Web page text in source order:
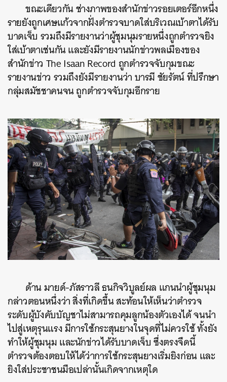
ขณะเดียวกัน ช่างภาพของสำนักข่าวรอยเตอร์อีกหนึ่ง
รายยังถูกเศษแก้วจากฝั่งตำรวจบาดใส่บริเวณเบ้าตาได้รับ
บาดเจ็บ รวมถึงมีรายงานว่าผู้ชุมนุมรายหนึ่งถูกตำรวจยิง
ใส่เบ้าตาเช่นกัน และยังมีรายงานนักข่าวพลเมืองของ
สำนักข่าว The Isaan Record ถูกตำรวจจับกุมขณะ
รายงานข่าว รวมถึงยังมีรายงานว่า บารมี ชัยรัตน์ ที่ปรึกษา
กลุ่มสมัชชาคนจน ถูกตำรวจจับกุมอีกราย
ด้าน มายด์-ภัสราวลี ธนกิจวิบูลย์ผล แกนนำผู้ชุมนุม
กล่าวตอนหนึ่งว่า สิ่งที่เกิดขึ้น สะท้อนให้เห็นว่าตำรวจ
ระดับผู้บังคับบัญชาไม่สามารถคุมลูกน้องตัวเองได้ จนนำ
ไปสู่เหตุรุนแรง มีการใช้กระสุนยางในจุดที่ไม่ควรใช้ ทั้งยัง
ทำให้ผู้ชุมนุม และนักข่าวได้รับบาดเจ็บ ซึ่งตรงจึดนี้
ตำรวจต้องตอบให้ได้ว่าการใช้กระสุนยางเริ่มยิงก่อน และ
ยิงใส่ประชาชนมือเปล่านั้นเกิดจากเหตุใด
ค้นหา
SHARE TWEET LINE EMAIL